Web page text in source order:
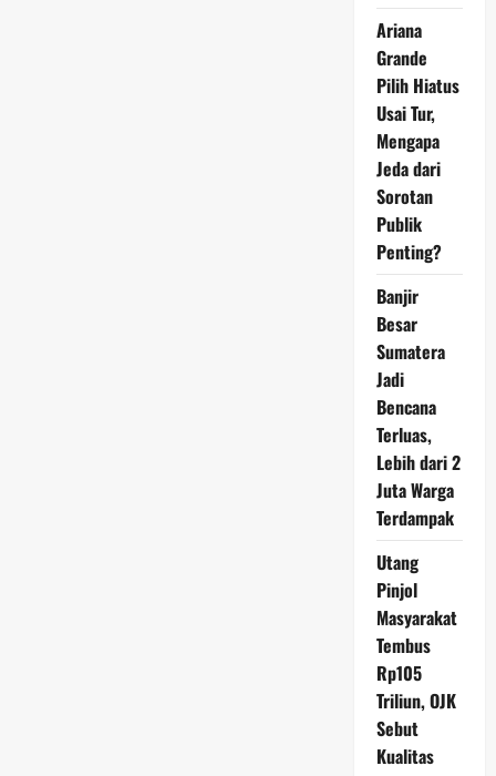
Ariana
Grande
Pilih Hiatus
Usai Tur,
Mengapa
Jeda dari
Sorotan
Publik
Penting?
Banjir
Besar
Sumatera
Jadi
Bencana
Terluas,
Lebih dari 2
Juta Warga
Terdampak
Utang
Pinjol
Masyarakat
Tembus
Rp105
Triliun, OJK
Sebut
Kualitas